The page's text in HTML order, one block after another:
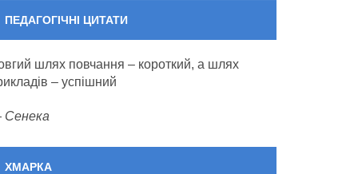
ПЕДАГОГІЧНІ ЦИТАТИ
шлях повчання – короткий, а шлях
– успішний
Сенека
ХМАРКА